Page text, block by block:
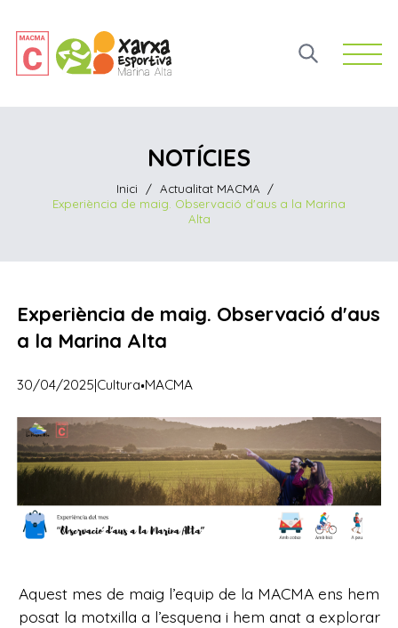
Open
NOTÍCIES
Inici / Actualitat MACMA
/
Experiència de maig. Observació d'aus a la Marina
Alta
Experiència de maig. Observació d'aus
a la Marina Alta
30/04/2025|Cultura·MACMA
Aquest mes de maig l’equip de la MACMA ens hem
posat la motxilla a l’esquena i hem anat a explorar